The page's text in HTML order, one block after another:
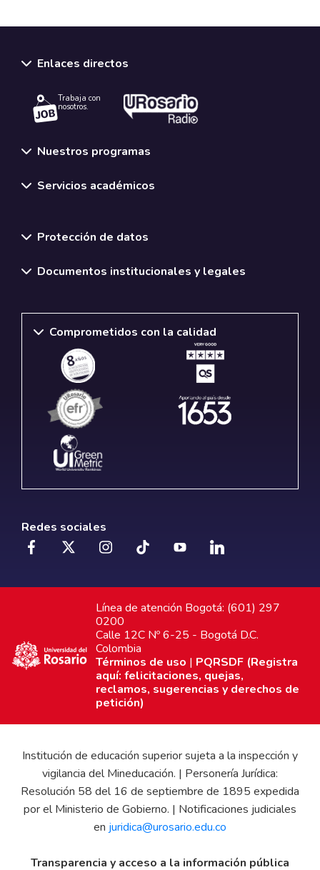
Enlaces directos
Trabaja con
nosotros.
Nuestros programas
Servicios académicos
Protección de datos
Documentos institucionales y legales
Comprometidos con la calidad
Redes sociales
Línea de atención Bogotá: (601) 297
0200
Calle 12C Nº 6-25 - Bogotá D.C.
Colombia
Términos de uso | PQRSDF (Registra
aquí: felicitaciones, quejas,
reclamos, sugerencias y derechos de
petición)
Institución de educación superior sujeta a la inspección y
vigilancia del Mineducación. | Personería Jurídica:
Resolución 58 del 16 de septiembre de 1895 expedida
por el Ministerio de Gobierno. | Notificaciones judiciales
en juridica@urosario.edu.co
Transparencia y acceso a la información pública